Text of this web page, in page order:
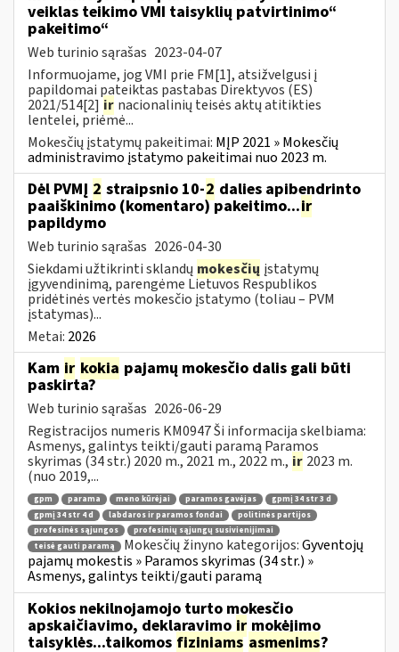
veiklas teikimo VMI taisyklių patvirtinimo“
pakeitimo“
Web turinio sąrašas 2023-04-07
Informuojame, jog VMI prie FM[1], atsižvelgusi į
papildomai pateiktas pastabas Direktyvos (ES)
2021/514[2] ir nacionalinių teisės aktų atitikties
lentelei, priėmė...
Mokesčių įstatymų pakeitimai: MĮP 2021 » Mokesčių
administravimo įstatymo pakeitimai nuo 2023 m.
Dėl PVMĮ 2 straipsnio 10-2 dalies apibendrinto
paaiškinimo (komentaro) pakeitimo...ir
papildymo
Web turinio sąrašas 2026-04-30
Siekdami užtikrinti sklandų mokesčių įstatymų
įgyvendinimą, parengėme Lietuvos Respublikos
pridėtinės vertės mokesčio įstatymo (toliau – PVM
įstatymas)...
Metai: 2026
Kam ir kokia pajamų mokesčio dalis gali būti
paskirta?
Web turinio sąrašas 2026-06-29
Registracijos numeris KM0947 Ši informacija skelbiama:
Asmenys, galintys teikti/gauti paramą Paramos
skyrimas (34 str.) 2020 m., 2021 m., 2022 m., ir 2023 m.
(nuo 2019,...
gpm parama meno kūrėjai paramos gavėjas
gpmį 34 str 3 d
gpmį 34 str 4 d
labdaros ir paramos fondai
politinės partijos
profesinės sąjungos
profesinių sąjungų susivienijimai
teisė gauti paramą
Mokesčių žinyno kategorijos:Gyventojų
pajamų mokestis » Paramos skyrimas (34 str.) »
Asmenys, galintys teikti/gauti paramą
Kokios nekilnojamojo turto mokesčio
apskaičiavimo, deklaravimo ir mokėjimo
taisyklės...taikomos fiziniams asmenims?